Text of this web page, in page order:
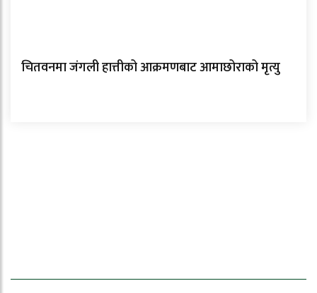
चितवनमा जंगली हात्तीको आक्रमणबाट आमाछोराको मृत्यु